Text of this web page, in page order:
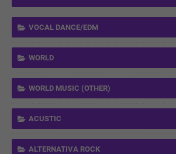
VOCAL DANCE/EDM
WORLD
WORLD MUSIC (OTHER)
ACUSTIC
ALTERNATIVA ROCK